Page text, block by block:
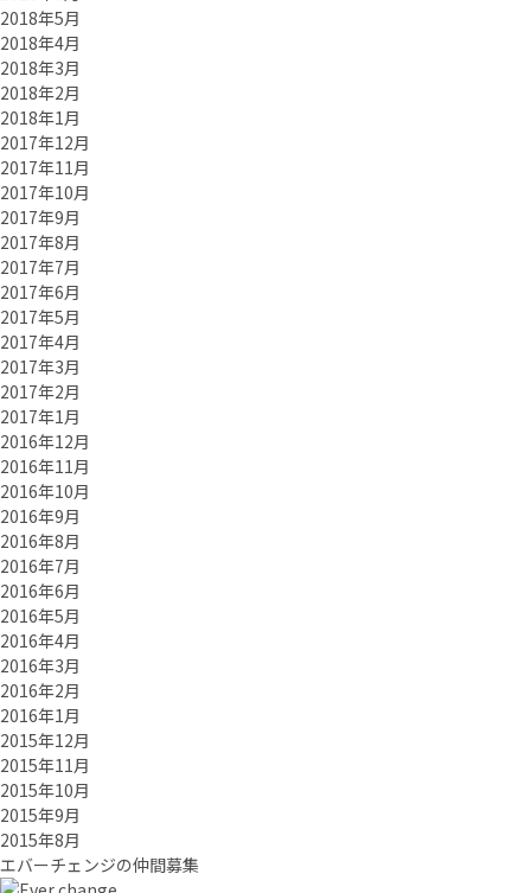
2018年5月
2018年4月
2018年3月
2018年2月
2018年1月
2017年12月
2017年11月
2017年10月
2017年9月
2017年8月
2017年7月
2017年6月
2017年5月
2017年4月
2017年3月
2017年2月
2017年1月
2016年12月
2016年11月
2016年10月
2016年9月
2016年8月
2016年7月
2016年6月
2016年5月
2016年4月
2016年3月
2016年2月
2016年1月
2015年12月
2015年11月
2015年10月
2015年9月
2015年8月
エバーチェ ンジの仲間募集